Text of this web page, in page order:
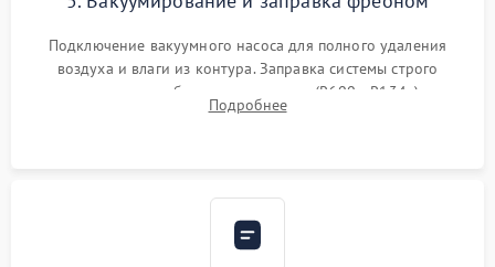
Подключение вакуумного насоса для полного удаления
воздуха и влаги из контура. Заправка системы строго
дозированным объемом хладагента (R600a, R134a) по
электронным весам. Контроль рабочего давления в системе.
Подробнее